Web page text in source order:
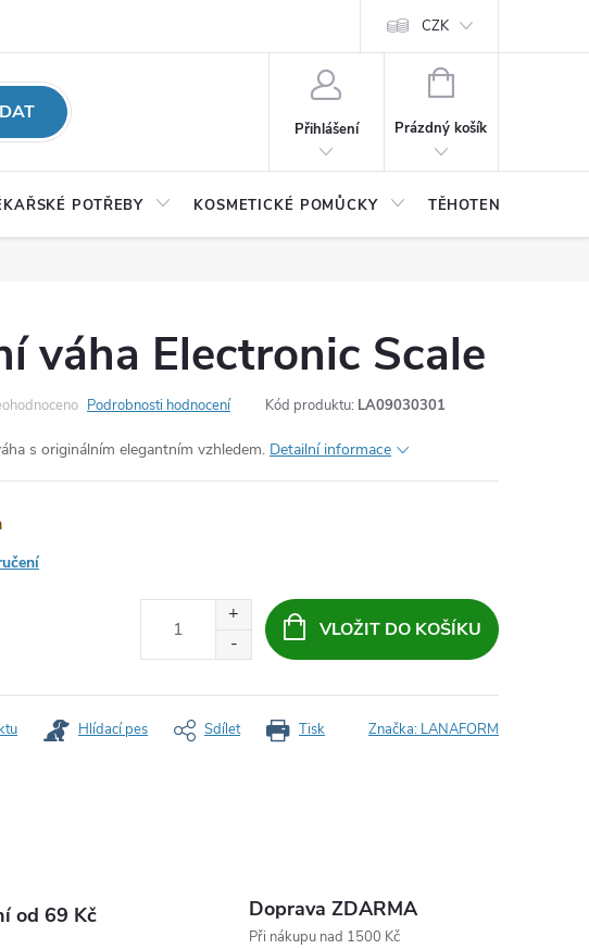
CZK
Přihlášení
NÁKUPNÍ
Prázdný košík
POTŘEBY KOSMETICKÉ POMŮCKY TĚHOTENSTVÍ, DĚTI
váha Electronic Scale
Podrobnosti hodnocení Kód produktu: LA09030301
s originálním elegantním vzhledem. Detailní informace
VLOŽIT DO KOŠÍKU
Tisk
Hlídací pes Sdílet Značka: LANAFORM
od 69 Kč Doprava ZDARMA
Při nákupu nad 1500 Kč